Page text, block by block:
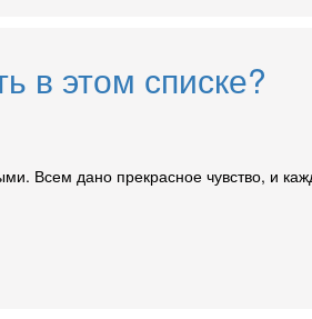
в этом списке?
Всем дано прекрасное чувство, и